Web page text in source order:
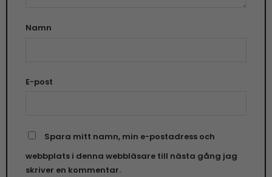
Namn
E-post
Spara mitt namn, min e-postadress och
webbplats i denna webbläsare till nästa gång jag
skriver en kommentar.